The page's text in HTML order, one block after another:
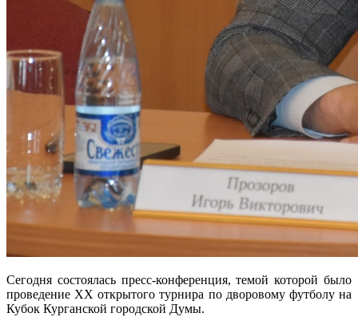
Сегодня состоялась пресс-конференция, темой которой было
проведение XX открытого турнира по дворовому футболу на
Кубок Курганской городской Думы.